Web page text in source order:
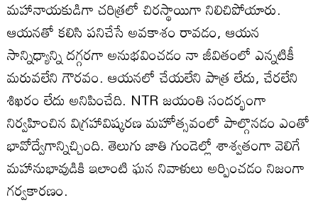
మహానాయకుడిగా చరిత్రలో చిరస్థాయిగా నిలిచిపోయారు.
ఆయనతో కలిసి పనిచేసే అవకాశం రావడం, ఆయన
సాన్నిధ్యాన్ని దగ్గరగా అనుభవించడం నా జీవితంలో ఎన్నటికీ
మరువలేని గౌరవం. ఆయనలో చేయలేని పాత్ర లేదు, చేరలేని
శిఖరం లేదు అనిపించేది. NTR జయంతి సందర్భంగా
నిర్వహించిన విగ్రహావిష్కరణ మహోత్సవంలో పాల్గొనడం ఎంతో
భావోద్వేగాన్నిచ్చింది. తెలుగు జాతి గుండెల్లో శాశ్వతంగా వెలిగే
మహానుభావుడికి ఇలాంటి ఘన నివాళులు అర్పించడం నిజంగా
గర్వకారణం.